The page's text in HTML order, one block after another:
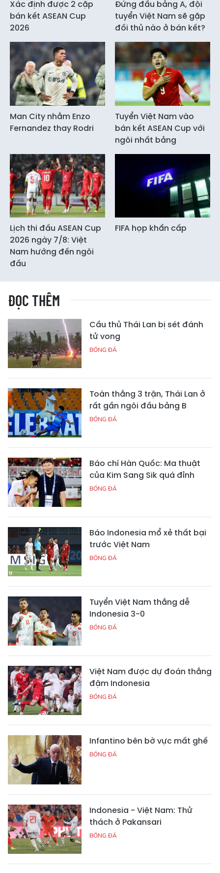
Xác định được 2 cặp
bán kết ASEAN Cup
2026
Đứng đầu bảng A, đội
tuyển Việt Nam sẽ gặp
đối thủ nào ở bán kết?
Man City nhắm Enzo
Fernandez thay Rodri
Tuyển Việt Nam vào
bán kết ASEAN Cup với
ngôi nhất bảng
Lịch thi đấu ASEAN Cup
2026 ngày 7/8: Việt
Nam hướng đến ngôi
đầu
FIFA họp khẩn cấp
ĐỌC THÊM
Cầu thủ Thái Lan bị sét đánh
tử vong
BÓNG ĐÁ
Toàn thắng 3 trận, Thái Lan ở
rất gần ngôi đầu bảng B
BÓNG ĐÁ
Báo chí Hàn Quốc: Ma thuật
của Kim Sang Sik quá đỉnh
BÓNG ĐÁ
Báo Indonesia mổ xẻ thất bại
trước Việt Nam
BÓNG ĐÁ
Tuyển Việt Nam thắng dễ
Indonesia 3-0
BÓNG ĐÁ
Việt Nam được dự đoán thắng
đậm Indonesia
BÓNG ĐÁ
Infantino bên bờ vực mất ghế
BÓNG ĐÁ
Indonesia - Việt Nam: Thử
thách ở Pakansari
BÓNG ĐÁ